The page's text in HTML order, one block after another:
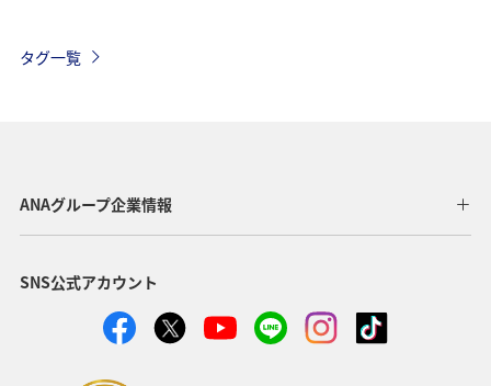
タグ一覧
ANAグループ企業情報
SNS公式アカウント